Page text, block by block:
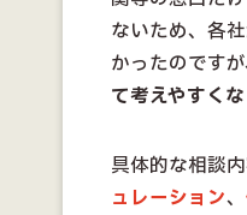
ないため、各
かったのです
て考えやすく
具体的な相談
ュレーション、